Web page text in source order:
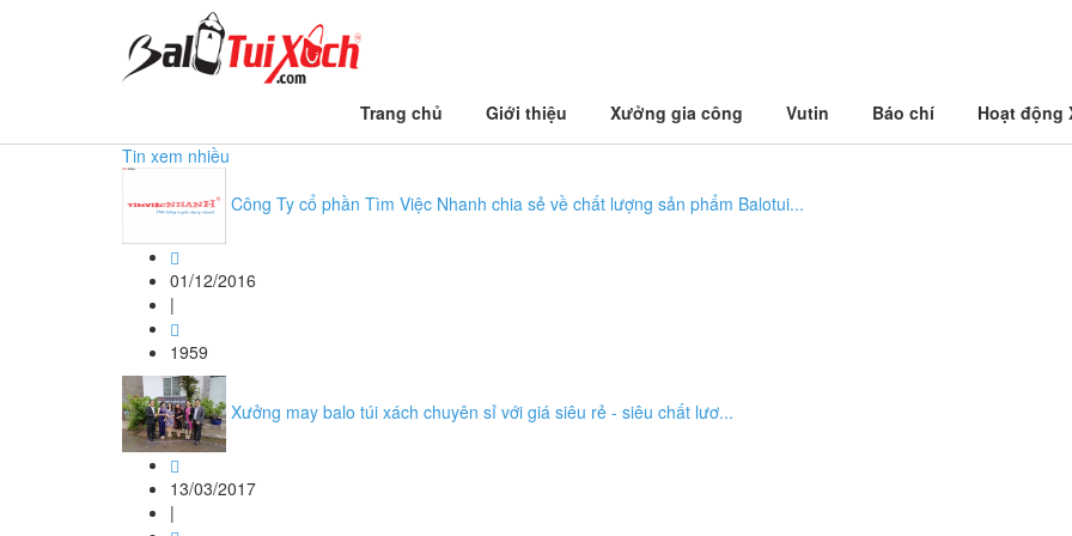
Trang chủ Giới thiệu Xưởng gia công Vutin Báo chí Hoạt động
chang duong kinh doanh ba lo tui xach
Tin xem nhiều
Công Ty cổ phần Tìm Việc Nhanh chia sẻ về chất lượng sản phẩm Balotui...
01/12/2016
|
1959
Xưởng may balo túi xách chuyên sỉ với giá siêu rẻ - siêu chất lươ...
13/03/2017
|